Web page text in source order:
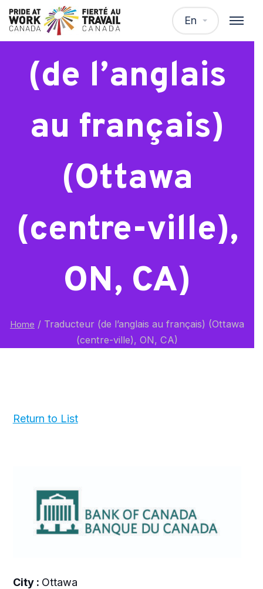
En
Traducteur
(de l’anglais
au français)
(Ottawa
(centre-ville),
ON, CA)
Home / Traducteur (de l’anglais au français) (Ottawa
(centre-ville), ON, CA)
Return to List
City : Ottawa